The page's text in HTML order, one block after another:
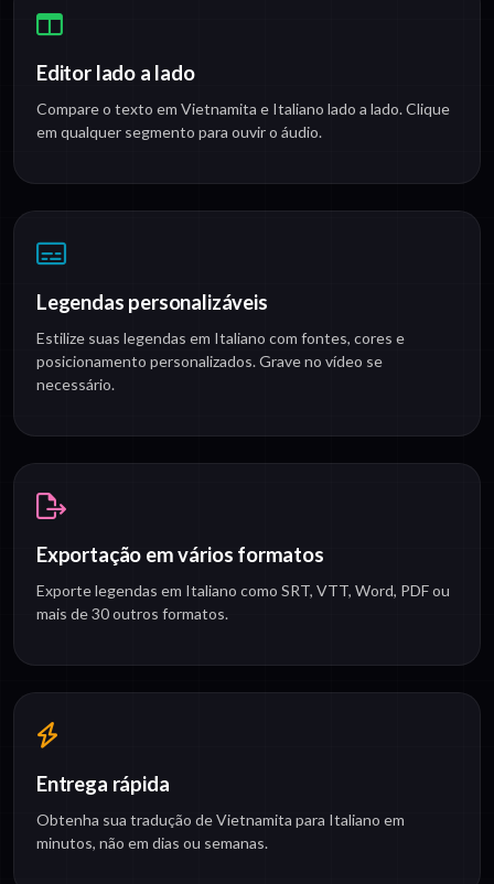
Editor lado a lado
Compare o texto em Vietnamita e Italiano lado a lado. Clique
em qualquer segmento para ouvir o áudio.
Legendas personalizáveis
Estilize suas legendas em Italiano com fontes, cores e
posicionamento personalizados. Grave no vídeo se
necessário.
Exportação em vários formatos
Exporte legendas em Italiano como SRT, VTT, Word, PDF ou
mais de 30 outros formatos.
Entrega rápida
Obtenha sua tradução de Vietnamita para Italiano em
minutos, não em dias ou semanas.